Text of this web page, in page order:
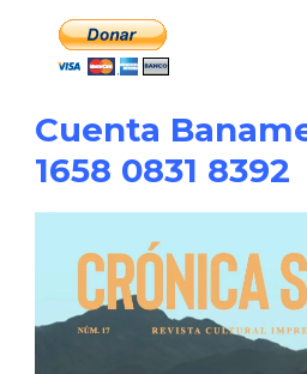
Cuenta
1658 0831 8392